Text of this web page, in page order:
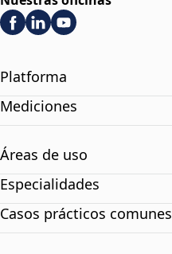
Platforma
Mediciones
Áreas de uso
Especialidades
Casos prácticos comunes